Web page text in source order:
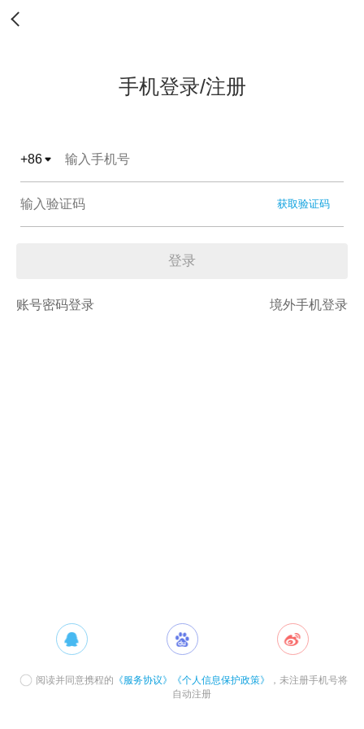
手机登录/注册
+86
获取验证码
登录
账号密码登录 境外手机登录
阅读并同意携程的 《服务协议》 《个人信息保护政策》
，未注册手机号将
自动注册